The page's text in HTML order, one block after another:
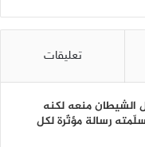
تعليقات
الشيطان منعه لكنه
رسالة مؤثّرة لكل